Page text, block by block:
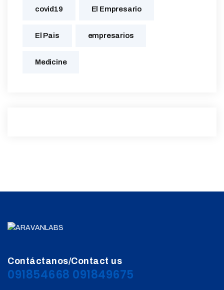
covid19 El Empresario
El Pais empresarios
Medicine
Contáctanos/Contact us
091854668 091849675